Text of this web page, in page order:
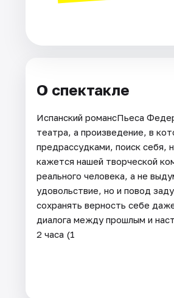
О спектакле
Испанский романсПьеса
театра, а произведение, в
предрассудками, поиск себя,
кажется нашей творческой
реального человека, а не
удовольствие, но и повод
сохранять верность себе
диалога между прошлым и
2 часа (1